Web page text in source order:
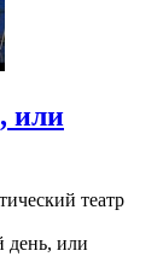
или
театр
день, или